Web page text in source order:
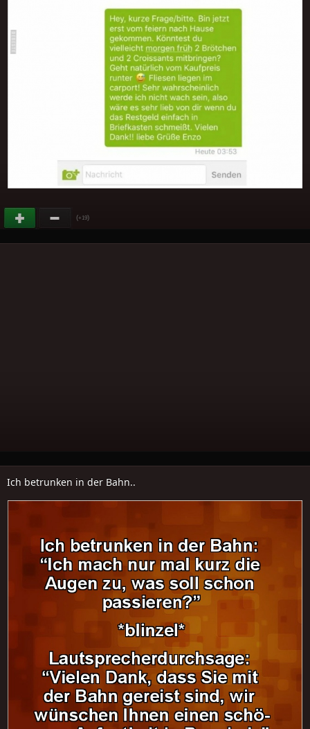
(+19)
Ich betrunken in der Bahn..